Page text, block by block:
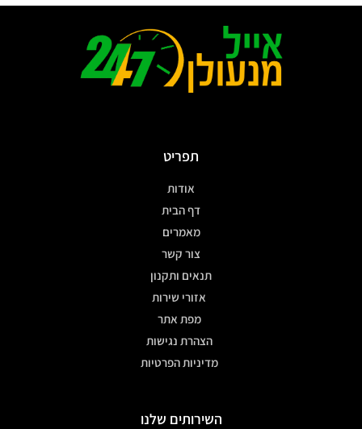
תפריט
אודות
דף הבית
מאמרים
צור קשר
תנאים ותקנון
אזורי שירות
מפת אתר
הצהרת נגישות
מדיניות הפרטיות
השירותים שלנו